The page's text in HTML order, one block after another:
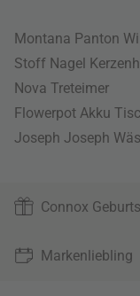
Montana Panton
Stoff Nagel
Nova Treteimer
Flowerpot Akku
Joseph Joseph
Connox
Markenliebling